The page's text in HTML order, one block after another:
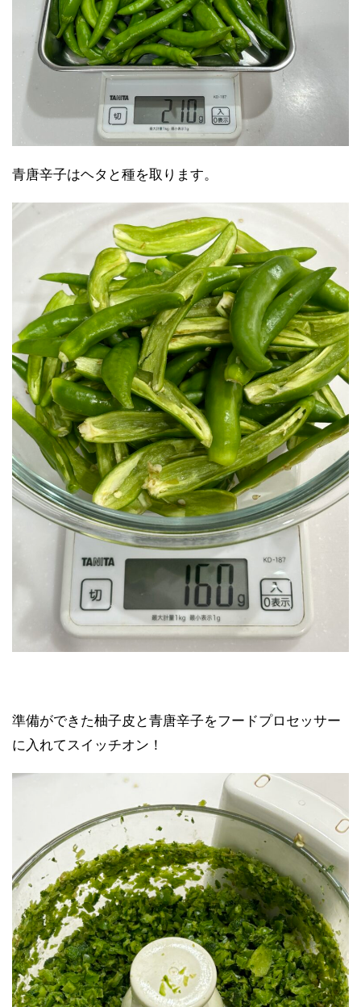
青唐辛子はヘタと種を取ります。
準備ができた柚子皮と青唐辛子をフードプロセッサー
に入れてスイッチオン！